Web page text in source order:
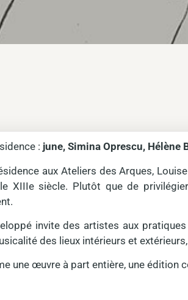
: june, Simina Oprescu,
aux Ateliers des Arques,
XIIIe siècle. Plutôt que de
invite des artistes aux
des lieux intérieurs et
une œuvre à part entière, une édition